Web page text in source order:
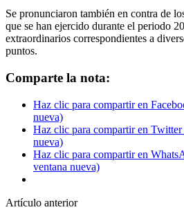
Se pronunciaron también en contra de
que se han ejercido durante el periodo
extraordinarios correspondientes a
puntos.
Comparte la nota:
Haz clic para compartir en
nueva)
Haz clic para compartir en Twitter
nueva)
Haz clic para compartir en
ventana nueva)
Artículo anterior